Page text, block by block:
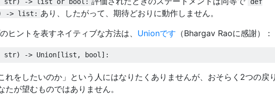
-> list: あり、したがって、期待どおりに動作しません。
ヒントを表すネイティブな方法は、 Unionです （Bhargav Raoに感謝）：
str) -> Union[list , bool ]:
れをしたいのか」という人にはなりたくありませんが、おそらく2つの戻
が望むものではありません。